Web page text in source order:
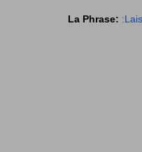
La Phrase: